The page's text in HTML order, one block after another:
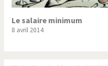
Le salaire minimum
8 avril 2014